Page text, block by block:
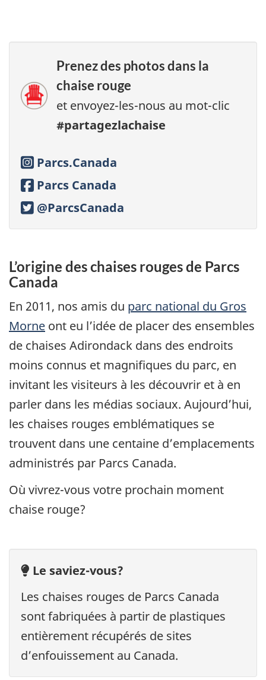
Prenez des photos dans la
chaise rouge
et envoyez-les-nous au mot-clic
#partagezlachaise
Instagram:
Parcs.Canada
Facebook:
Parcs Canada
Twitter:
@ParcsCanada
L’origine des chaises rouges de Parcs
Canada
En 2011, nos amis du parc national du Gros
Morne ont eu l’idée de placer des ensembles
de chaises Adirondack dans des endroits
moins connus et magnifiques du parc, en
invitant les visiteurs à les découvrir et à en
parler dans les médias sociaux. Aujourd’hui,
les chaises rouges emblématiques se
trouvent dans une centaine d’emplacements
administrés par Parcs Canada.
Où vivrez-vous votre prochain moment
chaise rouge?
Lightbulb
Le saviez-vous?
Les chaises rouges de Parcs Canada
sont fabriquées à partir de plastiques
entièrement récupérés de sites
d’enfouissement au Canada.